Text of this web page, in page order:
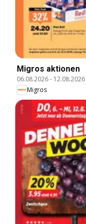
Migros aktionen
06.08.2026- 12.08.2026
Migros